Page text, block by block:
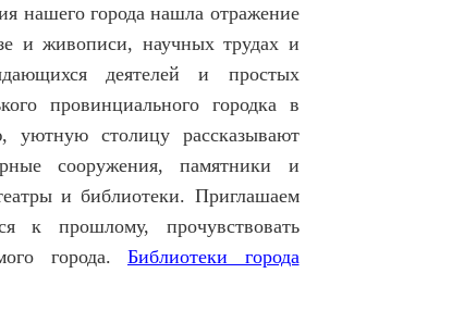
нашего города нашла отражение
и живописи, научных трудах и
деятелей и простых
провинциального городка в
уютную столицу рассказывают
сооружения, памятники и
и библиотеки. Приглашаем
к прошлому, прочувствовать
города. Библиотеки города